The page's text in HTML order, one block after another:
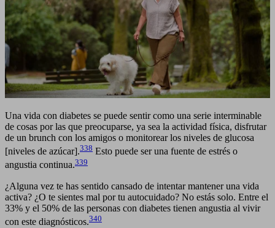
Una vida con diabetes se puede sentir como una serie interminable
de cosas por las que preocuparse, ya sea la actividad física, disfrutar
de un brunch con los amigos o monitorear los niveles de glucosa
[niveles de azúcar].338 Esto puede ser una fuente de estrés o
angustia continua.339
¿Alguna vez te has sentido cansado de intentar mantener una vida
activa? ¿O te sientes mal por tu autocuidado? No estás solo. Entre el
33% y el 50% de las personas con diabetes tienen angustia al vivir
con este diagnósticos.340